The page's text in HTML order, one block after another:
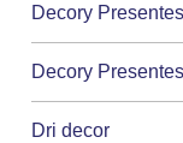
Decory
Decory
Dri decor